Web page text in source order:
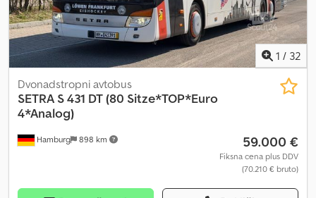
tudi ob vikendih, po predhodnem dogovoru po telefonu! Možnost
odkupa vašega starega vozila in dostave novega vozila na vaš
naslov na zahtevo. Obiščite našo stran na Facebooku.
1 / 32
Hamburg 898 km
Dvonadstropni avtobus
SETRA S 431 DT (80 Sitze*TOP*Euro
4*Analog)
59.000 €
Fiksna cena plus DDV
(70.210 € bruto)